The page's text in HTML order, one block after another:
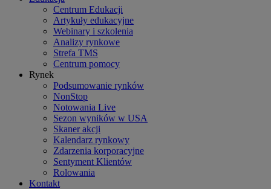
Centrum Edukacji
Artykuły edukacyjne
Webinary i szkolenia
Analizy rynkowe
Strefa TMS
Centrum pomocy
Rynek
Podsumowanie rynków
NonStop
Notowania Live
Sezon wyników w USA
Skaner akcji
Kalendarz rynkowy
Zdarzenia korporacyjne
Sentyment Klientów
Rolowania
Kontakt